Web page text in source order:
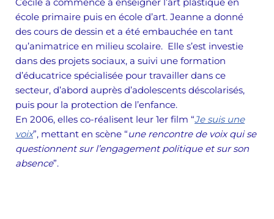
école primaire puis en école d’art. Jeanne a donné
des cours de dessin et a été embauchée en tant
qu’animatrice en milieu scolaire. Elle s’est investie
dans des projets sociaux, a suivi une formation
d’éducatrice spécialisée pour travailler dans ce
secteur, d’abord auprès d’adolescents déscolarisés,
puis pour la protection de l’enfance.
En 2006, elles co-réalisent leur 1er film “Je suis une
voix”, mettant en scène “une rencontre de voix qui se
questionnent sur l’engagement politique et sur son
absence”.